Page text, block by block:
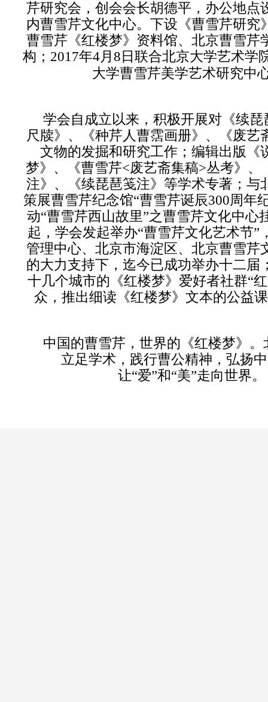
芹研究会，创会会长胡德平，办公地点
内曹雪芹文化中心。下设《曹雪芹研究
曹雪芹《红楼梦》资料馆、北京曹雪芹
构； 2017年4月 8 日联合北京大学艺术学
大学曹雪芹美学艺术研究中
学会自 成立以来，积极开展对 《续
尺牍》、《种芹人曹霑画册》、《废艺
文物的发掘和研究工作；编辑出版《
梦》、《曹雪芹<废艺斋集稿>丛考》、
注》、《续琵琶笺注》等学术专著；与
策展曹雪芹纪念馆“曹雪芹诞辰300周年
动“曹雪芹西山故里”之曹雪芹文化中心
起，学会发起举办“曹雪芹文化艺术节”
管理中心、北京市海淀区、北京曹雪芹
的大力支持下，迄今已成功举办十二届
十几个城市的《红楼梦》爱好者社群“
众，推出细读《红楼梦》文本的公益
中国的曹雪芹，世界的《红楼梦》。
立足学术，践行曹公精神，弘扬
让“爱”和“美”走向世界。